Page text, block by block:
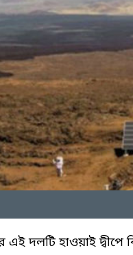
দলটি হাওয়াই দ্বীপে